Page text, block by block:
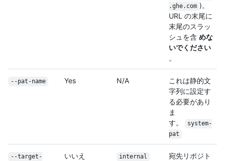
.ghe.com )。
URL の末尾に
末尾のスラッ
シュを含 めな
いでください
。
--pat-name Yes N/A
これは静的文
字列に設定す
る必要があり
ま
す。
system-
pat
--target-
いいえ internal
宛先リポジト